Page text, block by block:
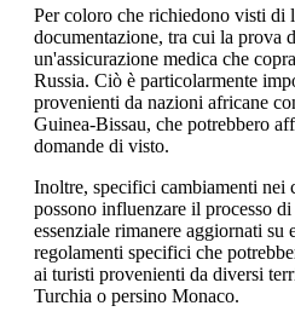
Per coloro che richiedono visti di
documentazione, tra cui la prova
un'assicurazione medica che
Russia. Ciò è particolarmente
provenienti da nazioni africane
Guinea-Bissau, che potrebbero
domande di visto.
Inoltre, specifici cambiamenti
possono influenzare il processo
essenziale rimanere aggiornati
regolamenti specifici che
ai turisti provenienti da diversi
Turchia o persino Monaco.